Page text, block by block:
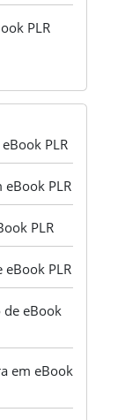
PLR
PLR
PLR
PLR
PLR
de eBook
em eBook